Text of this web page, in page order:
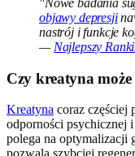
"Nowe badania
objawy depresji
nastrój i funkcje
— Najlepszy
Czy kreatyna może
Kreatyna coraz częściej
odporności psychicznej
polega na optymalizacji